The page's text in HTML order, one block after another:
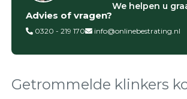
Categorieën
Betontegels
tegels
Natuursteen
Advies of vragen?
We helpen u
0320 - 219 170 info@onlinebestrating.nl
Getrommelde klinkers